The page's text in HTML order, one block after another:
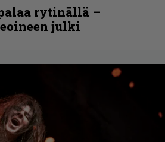
rytinällä –
julki